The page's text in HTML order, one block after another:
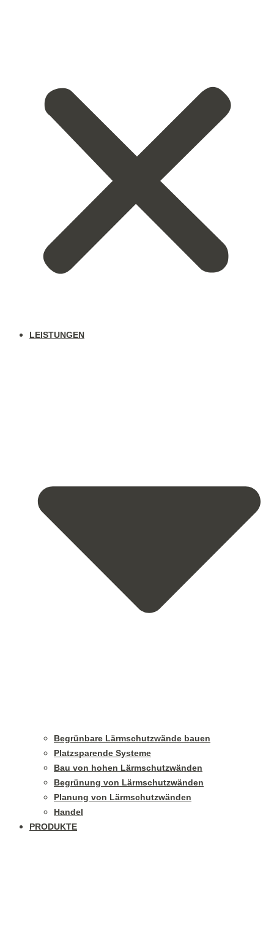
LEISTUNGEN
Begrünbare Lärmschutzwände bauen
Platzsparende Systeme
Bau von hohen Lärmschutzwänden
Begrünung von Lärmschutzwänden
Planung von Lärmschutzwänden
Handel
PRODUKTE